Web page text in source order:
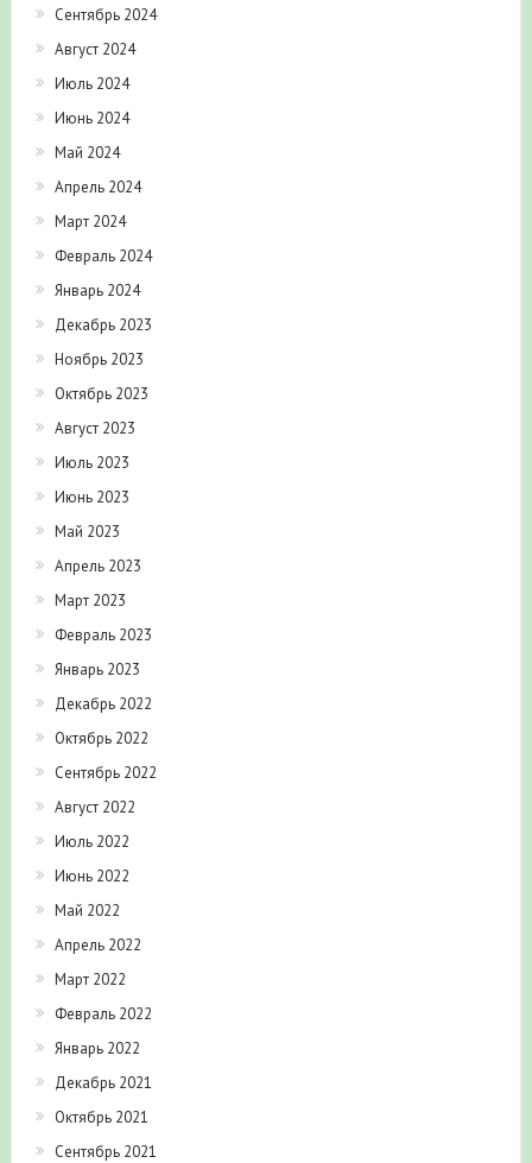
Сентябрь 2024
Август 2024
Июль 2024
Июнь 2024
Май 2024
Апрель 2024
Март 2024
Февраль 2024
Январь 2024
Декабрь 2023
Ноябрь 2023
Октябрь 2023
Август 2023
Июль 2023
Июнь 2023
Май 2023
Апрель 2023
Март 2023
Февраль 2023
Январь 2023
Декабрь 2022
Октябрь 2022
Сентябрь 2022
Август 2022
Июль 2022
Июнь 2022
Май 2022
Апрель 2022
Март 2022
Февраль 2022
Январь 2022
Декабрь 2021
Октябрь 2021
Сентябрь 2021